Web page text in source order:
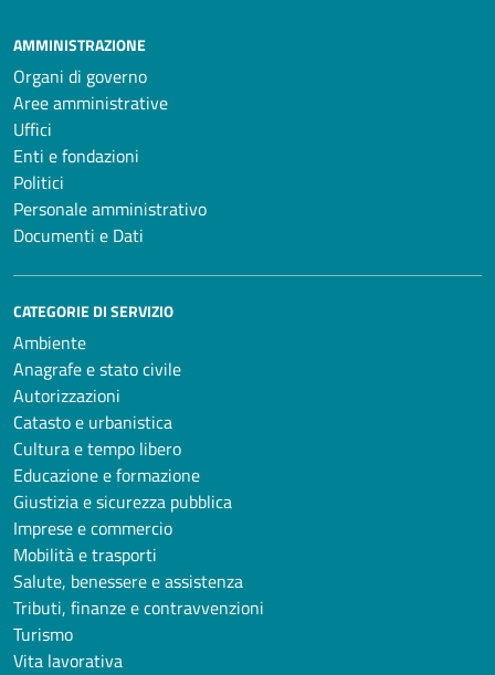
AMMINISTRAZIONE
Organi di governo
Aree amministrative
Uffici
Enti e fondazioni
Politici
Personale amministrativo
Documenti e Dati
CATEGORIE DI SERVIZIO
Ambiente
Anagrafe e stato civile
Autorizzazioni
Catasto e urbanistica
Cultura e tempo libero
Educazione e formazione
Giustizia e sicurezza pubblica
Imprese e commercio
Mobilità e trasporti
Salute, benessere e assistenza
Tributi, finanze e contravvenzioni
Turismo
Vita lavorativa